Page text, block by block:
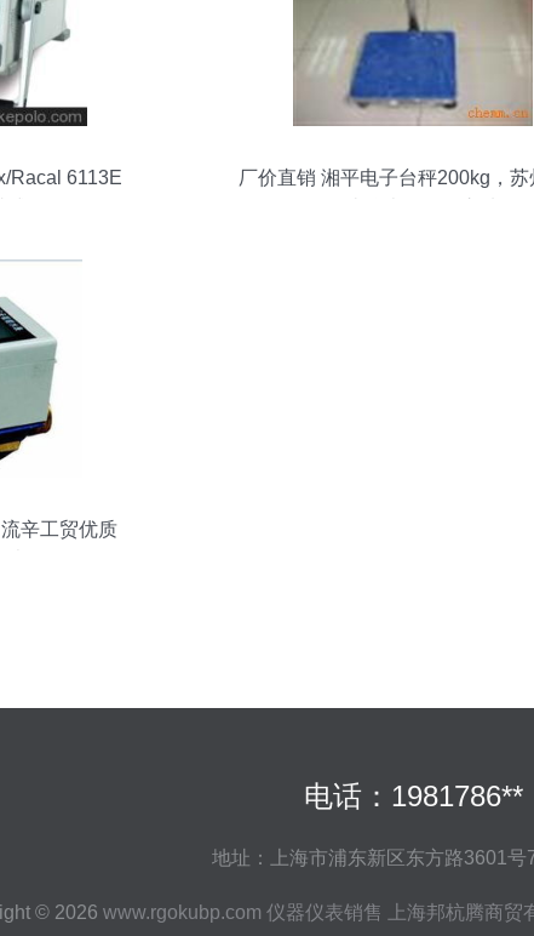
Racal 6113E
厂价直销 湘平电子台秤200kg，苏
辛工贸优质
电话：1981786**
地址：上海市浦东新区东方路3601号
© 2026 www.rgokubp.com 仪器仪表销售 上海邦杭腾商贸